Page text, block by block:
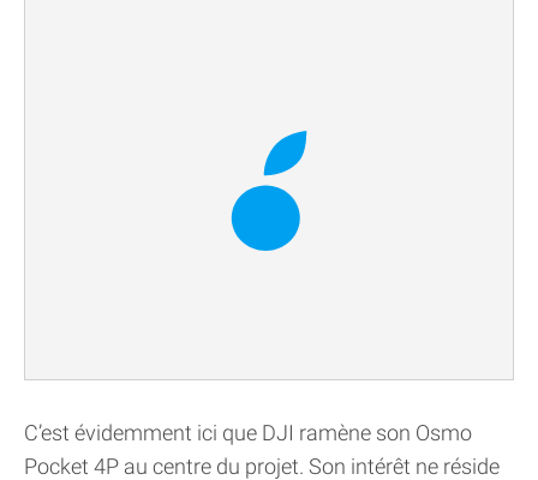
C’est évidemment ici que DJI ramène son Osmo
Pocket 4P au centre du projet. Son intérêt ne réside